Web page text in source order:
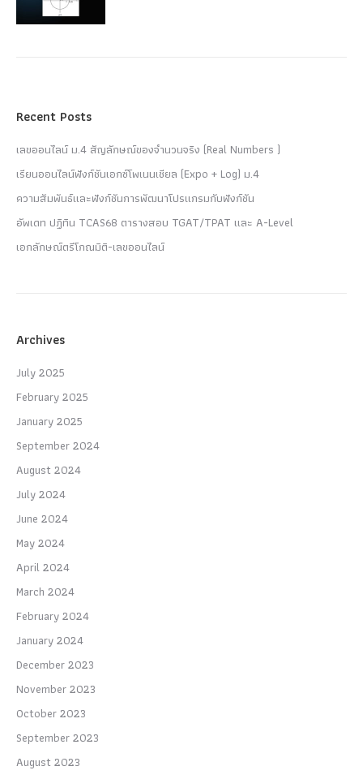
Recent Posts
เลขออนไลน์ ม.4 สัญลักษณ์ของจำนวนจริง (Real Numbers )
เรียนออนไลน์ฟังก์ชันเอกซ์โพเนนเชียล (Expo + Log) ม.4
ความสัมพันธ์และฟังก์ชันการพัฒนาโปรแกรมกับฟังก์ชัน
อัพเดท ปฏิทิน TCAS68 ตารางสอบ TGAT/TPAT และ A-Level
เอกลักษณ์ตรีโกณมิติ-เลขออนไลน์
Archives
July 2025
February 2025
January 2025
September 2024
August 2024
July 2024
June 2024
May 2024
April 2024
March 2024
February 2024
January 2024
December 2023
November 2023
October 2023
September 2023
August 2023